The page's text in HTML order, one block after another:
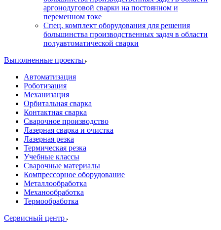
аргонодуговой сварки на постоянном и
переменном токе
Спец. комплект оборудования для решения
большинства производственных задач в области
полуавтоматической сварки
Выполненные проекты
Автоматизация
Роботизация
Механизация
Орбитальная сварка
Контактная сварка
Сварочное производство
Лазерная сварка и очистка
Лазерная резка
Термическая резка
Учебные классы
Сварочные материалы
Компрессорное оборудование
Металлообработка
Механообработка
Термообработка
Сервисный центр